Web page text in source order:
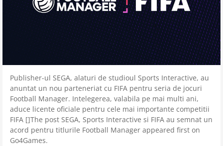
Publisher-ul SEGA, alaturi de studioul Sports Interactive, au
anuntat un nou parteneriat cu FIFA pentru seria de jocuri
Football Manager. Intelegerea, valabila pe mai multi ani,
aduce licente oficiale pentru cele mai importante competitii
FIFA []The post SEGA, Sports Interactive si FIFA au semnat un
acord pentru titlurile Football Manager appeared first on
Go4Games.